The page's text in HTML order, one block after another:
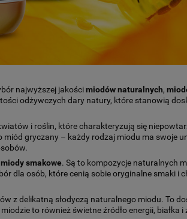
najwyższej jakościmiodów naturalnych,
odżywczych dary natury, które stanowią
i roślin, które charakteryzują się
gryczany – każdy rodzaj miodu ma swoje
miody smakowe. Są to kompozycje naturalnych
dla osób, które cenią sobie oryginalne smaki i
z delikatną słodyczą naturalnego miodu. To
to również świetne źródło energii, białka i